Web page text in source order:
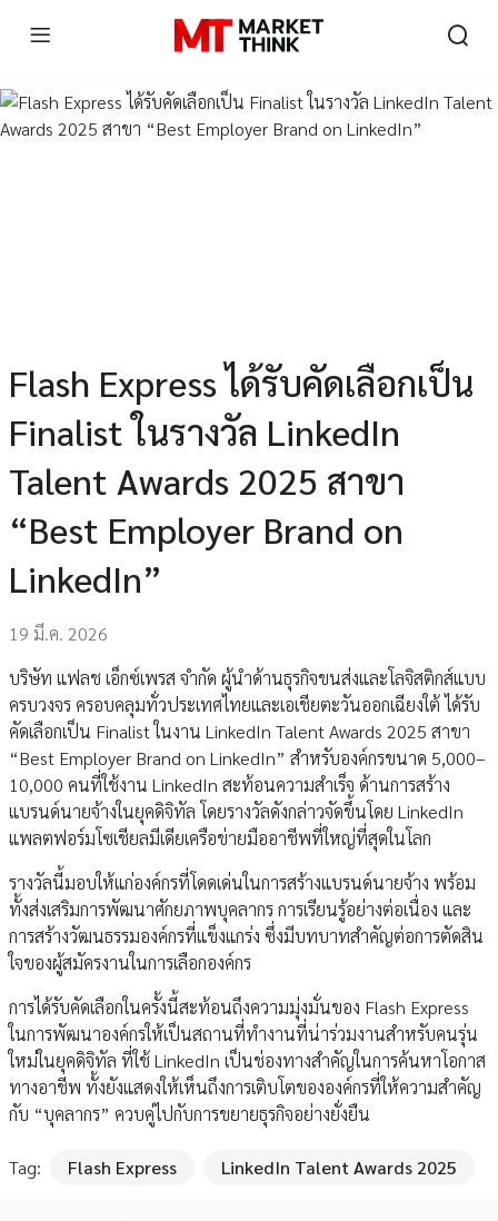
Flash Express ได้รับคัดเลือกเป็น
Finalist ในรางวัล LinkedIn
Talent Awards 2025 สาขา
“Best Employer Brand on
LinkedIn”
19 มี.ค. 2026
บริษัท แฟลช เอ็กซ์เพรส จำกัด ผู้นำด้านธุรกิจขนส่งและโลจิสติกส์แบบ
ครบวงจร ครอบคลุมทั่วประเทศไทยและเอเชียตะวันออกเฉียงใต้ ได้รับ
คัดเลือกเป็น Finalist ในงาน LinkedIn Talent Awards 2025 สาขา
“Best Employer Brand on LinkedIn” สำหรับองค์กรขนาด 5,000–
10,000 คนที่ใช้งาน LinkedIn สะท้อนความสำเร็จ ด้านการสร้าง
แบรนด์นายจ้างในยุคดิจิทัล โดยรางวัลดังกล่าวจัดขึ้นโดย LinkedIn
แพลตฟอร์มโซเชียลมีเดียเครือข่ายมืออาชีพที่ใหญ่ที่สุดในโลก
รางวัลนี้มอบให้แก่องค์กรที่โดดเด่นในการสร้างแบรนด์นายจ้าง พร้อม
ทั้งส่งเสริมการพัฒนาศักยภาพบุคลากร การเรียนรู้อย่างต่อเนื่อง และ
การสร้างวัฒนธรรมองค์กรที่แข็งแกร่ง ซึ่งมีบทบาทสำคัญต่อการตัดสิน
ใจของผู้สมัครงานในการเลือกองค์กร
การได้รับคัดเลือกในครั้งนี้สะท้อนถึงความมุ่งมั่นของ Flash Express
ในการพัฒนาองค์กรให้เป็นสถานที่ทำงานที่น่าร่วมงานสำหรับคนรุ่น
ใหม่ในยุคดิจิทัล ที่ใช้ LinkedIn เป็นช่องทางสำคัญในการค้นหาโอกาส
ทางอาชีพ ทั้งยังแสดงให้เห็นถึงการเติบโตขององค์กรที่ให้ความสำคัญ
กับ “บุคลากร” ควบคู่ไปกับการขยายธุรกิจอย่างยั่งยืน
Tag: Flash Express LinkedIn Talent Awards 2025